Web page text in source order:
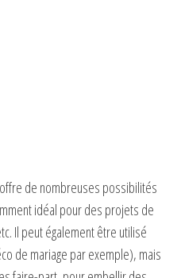
de nombreuses possibilités
idéal pour des projets de
Il peut également être utilisé
de mariage par exemple), mais